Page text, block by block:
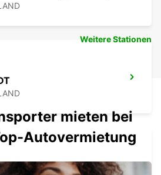
Weitere Stationen
mieten bei
Autovermietung